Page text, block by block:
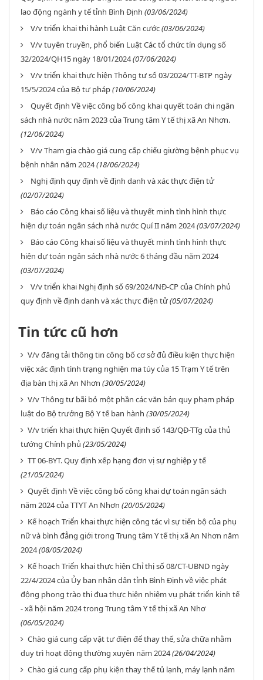
lao động ngành y tế tỉnh Bình Định (03/06/2024)
V/v triển khai thi hành Luật Căn cước(03/06/2024)
V/v tuyên truyền, phổ biến Luật Các tổ chức tín dụng số
32/2024/QH15 ngày 18/01/2024(07/06/2024)
V/v triển khai thực hiện Thông tư số 03/2024/TT-BTP ngày
15/5/2024 của Bộ tư pháp(10/06/2024)
Quyết định Về việc công bố công khai quyết toán chi ngân
sách nhà nước năm 2023 của Trung tâm Y tế thị xã An Nhơn.
(12/06/2024)
V/v Tham gia chào giá cung cấp chiếu giường bệnh phục vụ
bệnh nhân năm 2024(18/06/2024)
Nghị định quy định về định danh và xác thực điện tử
(02/07/2024)
Báo cáo Công khai số liệu và thuyết minh tình hình thực
hiện dự toán ngân sách nhà nước Quí II năm 2024(03/07/2024)
Báo cáo Công khai số liệu và thuyết minh tình hình thực
hiện dự toán ngân sách nhà nước 6 tháng đầu năm 2024
(03/07/2024)
V/v triển khai Nghị định số 69/2024/NĐ-CP của Chính phủ
quy định về định danh và xác thực điện tử(05/07/2024)
Tin tức cũ hơn
V/v đăng tải thông tin công bố cơ sở đủ điều kiện thực hiện
việc xác định tình trạng nghiện ma túy của 15 Trạm Y tế trên
địa bàn thị xã An Nhơn (30/05/2024)
V/v Thông tư bãi bỏ một phần các văn bản quy phạm pháp
luật do Bộ trưởng Bộ Y tế ban hành (30/05/2024)
V/v triển khai thực hiện Quyết định số 143/QĐ-TTg của thủ
tướng Chính phủ (23/05/2024)
TT 06-BYT. Quy định xếp hạng đơn vị sự nghiệp y tế
(21/05/2024)
Quyết định Về việc công bố công khai dự toán ngân sách
năm 2024 của TTYT An Nhơn (20/05/2024)
Kế hoạch Triển khai thực hiện công tác vì sự tiến bộ của phụ
nữ và bình đẳng giới trong Trung tâm Y tế thị xã An Nhơn năm
2024(08/05/2024)
Kế hoạch Triển khai thực hiện Chỉ thị số 08/CT-UBND ngày
22/4/2024 của Ủy ban nhân dân tỉnh Bình Định về việc phát
động phong trào thi đua thực hiện nhiệm vụ phát triển kinh tế
- xã hội năm 2024 trong Trung tâm Y tế thị xã An Nhơ
(06/05/2024)
Chào giá cung cấp vật tư điện để thay thế, sửa chữa nhằm
duy trì hoạt động thường xuyên năm 2024(26/04/2024)
Chào giá cung cấp phụ kiện thay thế tủ lạnh, máy lạnh năm